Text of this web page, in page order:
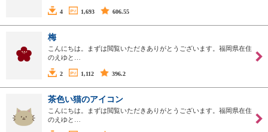
4 1,693 606.55
梅
こんにちは。まずは閲覧いただきありがとうございます。福岡県在住
のえゆと…
2 1,112 396.2
茶色い猫のアイコン
こんにちは。まずは閲覧いただきありがとうございます。福岡県在住
のえゆと…